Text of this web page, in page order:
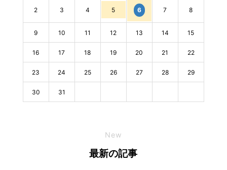
2 3 4 5 6 7 8
9 10 11 12 13 14 15
16 17 18 19 20 21 22
23 24 25 26 27 28 29
30 31
New
最新の記事